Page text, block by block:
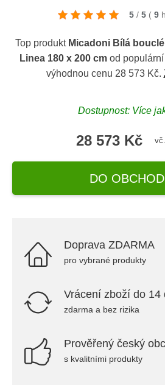
5 / 5 ( 9
Top produkt Micadoni Bílá
Linea 180 x 200 cmod populární
výhodnou cenu 28 573 Kč.
Dostupnost: Více
28 573 Kč
DO
Doprava ZDARMA
pro vybrané produkty
Vrácení zboží do 14
zdarma a bez rizika
Prověřený český
s kvalitními produkty